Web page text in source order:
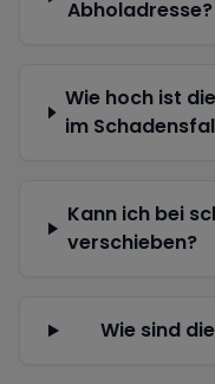
Abholadresse?
Wie hoch ist
im
Kann ich bei
verschieben?
Wie sind